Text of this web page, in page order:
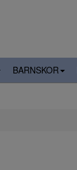
BARNSKOR